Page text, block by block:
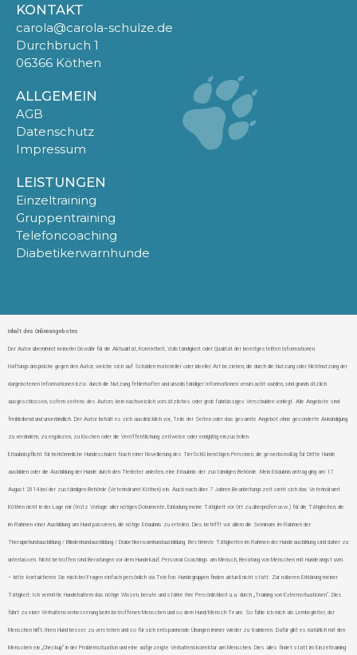
KONTAKT
carola@carola-schulze.de
Durchbruch 1
06366 Köthen
ALLGEMEIN
AGB
Datenschutz
Impressum
LEISTUNGEN
Einzeltraining
Gruppentraining
Telefoncoaching
Diabetikerwarnhunde
Inhalt des Onlineangebotes
Der Autor übernimmt keinerlei Gewähr für die Aktualität, Korrektheit, Vollständigkeit oder Qualität der bereitgestellten Informationen.
Haftungsansprüche gegen den Autor, welche sich auf Schäden materieller oder ideeller Art beziehen, die durch die Nutzung oder Nichtnutzung der
dargebotenen Informationen bzw. durch die Nutzung fehlerhafter und unvollständiger Informationen verursacht wurden, sind grundsätzlich
ausgeschlossen, sofern seitens des Autors kein nachweislich vorsätzliches oder grob fahrlässiges Verschulden vorliegt. Alle Angebote sind
freibleibend und unverbindlich. Der Autor behält es sich ausdrücklich vor, Teile der Seiten oder das gesamte Angebot ohne gesonderte Ankündigung
zu verändern, zu ergänzen, zu löschen oder die Veröffentlichung zeitweise oder endgültig einzustellen.
Erlaubnispflicht für herkömmliche Hundeschulen: Nach einer Novellierung des TierSchG benötigen Personen, die gewerbsmäßig für Dritte Hunde
ausbilden oder die Ausbildung der Hunde durch den Tierleiter anleiten, eine Erlaubnis der zuständigen Behörde. Mein Erlaubnisantrag ging am 17.
August 2014 bei der zuständigen Behörde (Veterinäramt Köthen) ein. Auch nach über 7 Jahren Bearbeitungszeit sieht sich das Veterinäramt
Köthen nicht in der Lage mir (trotz Vorlage aller nötigen Dokumente, Einladung meine Tätigkeit vor Ort zu überprüfen usw.) für die Tätigkeiten, die
im Rahmen einer Ausbildung am Hund passieren, die nötige Erlaubnis zu erteilen. Dies betrifft vor allem die Seminare im Rahmen der
Therapiehundausbildung / Blindenhundausbildung / Diabetikerwarnhundausbildung. Bestimmte Tätigkeiten im Rahmen der Hundeausbildung sind daher zu
unterlassen. Nicht betroffen sind Beratungen vor dem Hundekauf, Personal Coachings am Mensch, Beratung von Menschen mit Hundeangst uvm.
– bitte kontaktieren Sie mich bei Fragen einfach persönlich via Telefon. Hundegruppen finden aktuell nicht statt. Zur näheren Erklärung meiner
Tätigkeit: Ich vermittle Hundehaltern das nötige Wissen, berate und stärke Ihre Persönlichkeit u.a. durch „Training von Extremsituationen“. Dies
führt zu einer Verhaltensverbesserung beim betroffenen Menschen und so dem Hund/Mensch-Team. So fühle ich mich als Lernbegleiter, der
Menschen hilft, Ihren Hund besser zu verstehen und so für sich entspannende Übungen immer wieder zu trainieren. Dafür gibt es natürlich mit den
Menschen ein „Checkup“ in der Problemsituation und eine aufgezeigte Verhaltenskorrektur am Menschen. Dies alles findet statt im Einzeltraining